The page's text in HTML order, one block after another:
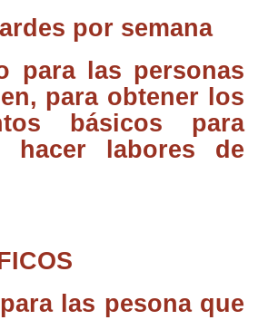
por semana
para las personas
para obtener los
básicos para
hacer labores de
las pesona que